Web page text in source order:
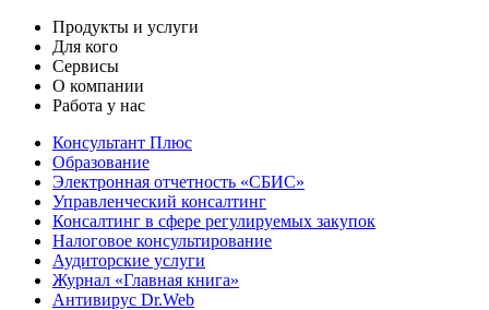
Продукты и услуги
Для кого
Сервисы
О компании
Работа у нас
Консультант Плюс
Образование
Электронная отчетность «СБИС»
Управленческий консалтинг
Консалтинг в сфере регулируемых закупок
Налоговое консультирование
Аудиторские услуги
Журнал «Главная книга»
Антивирус Dr.Web